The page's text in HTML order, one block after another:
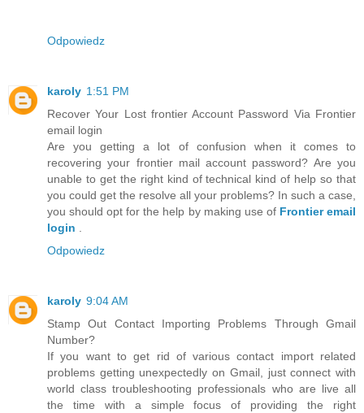
Odpowiedz
karoly 1:51 PM
Recover Your Lost frontier Account Password Via Frontier
email login
Are you getting a lot of confusion when it comes to
recovering your frontier mail account password? Are you
unable to get the right kind of technical kind of help so that
you could get the resolve all your problems? In such a case,
you should opt for the help by making use of Frontier email
login
Odpowiedz
karoly 9:04 AM
Stamp Out Contact Importing Problems Through Gmail
Number?
If you want to get rid of various contact import related
problems getting unexpectedly on Gmail, just connect with
world class troubleshooting professionals who are live all
the time with a simple focus of providing the right